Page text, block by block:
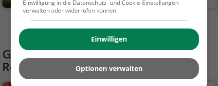
h
Sehenswürdigkeit
Mehr Aktivitäten in Salzburg finden
Gaststätten in der Nähe vonExit The
Room
Einwilligung in die Datenschutz- und Cookie-Einstellungen
verwalten oder widerrufen können.
Einwilligen
Optionen verwalten